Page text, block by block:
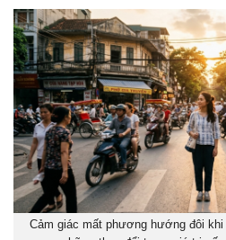
Cảm giác mất phương hướng đôi